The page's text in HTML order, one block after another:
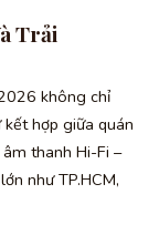
Trải
không chỉ
hợp giữa quán
thanh Hi-Fi –
như TP.HCM,